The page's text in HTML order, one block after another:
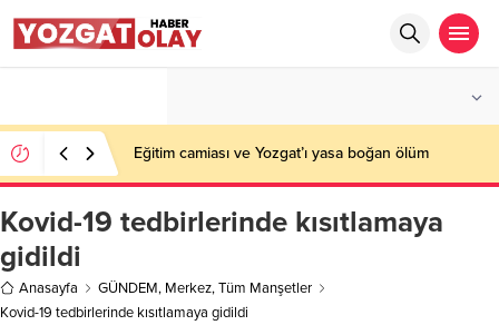
Eğitim camiası ve Yozgat’ı yasa boğan ölüm
Kovid-19 tedbirlerinde kısıtlamaya
gidildi
Anasayfa GÜNDEM, Merkez,Tüm Manşetler
Kovid-19 tedbirlerinde kısıtlamaya gidildi